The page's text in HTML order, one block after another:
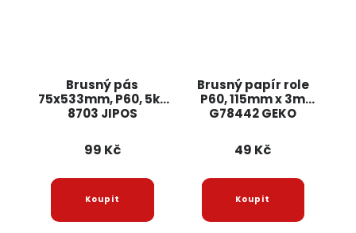
Brusný pás
75x533mm, P60, 5ks
8703 JIPOS
99 Kč
Brusný papír role
P60, 115mm x 3m
G78442 GEKO
49 Kč